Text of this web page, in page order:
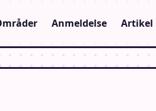
Anmeldelse Artikel